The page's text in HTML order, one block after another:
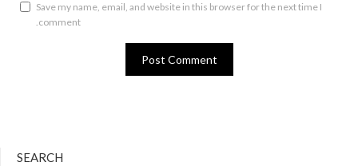
Save my name, email, and website in this browser for the next time I
comment.
SEARCH